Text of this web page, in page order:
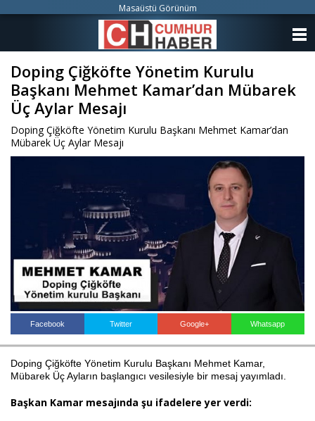
Doping Çiğköfte Yönetim Kurulu
Başkanı Mehmet Kamar’dan Mübarek
Üç Aylar Mesajı
Doping Çiğköfte Yönetim Kurulu Başkanı Mehmet Kamar’dan
Mübarek Üç Aylar Mesajı
Facebook Twitter Google+ Whatsapp
Doping Çiğköfte Yönetim Kurulu Başkanı Mehmet Kamar,
Mübarek Üç Ayların başlangıcı vesilesiyle bir mesaj yayımladı.
Başkan Kamar mesajında şu ifadelere yer verdi:
Masaüstü Görünüm
KATEGORİLER
ANKETLER
FOTO GALERİ
VİDEO GALERİ
KÜNYE
İLETİŞİM
Haberin Doğru Adresi.